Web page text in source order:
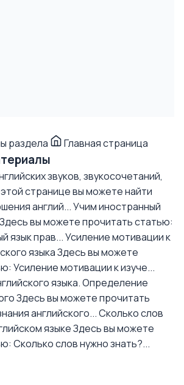
раздела Главная страница
звуков, звукосочетаний,
странице вы можете найти
англий...Учим иностранный
Здесь вы можете прочитать статью:
язык прав...Усиление мотивации к
языкаЗдесь вы можете
Усиление мотивации к изуче...
языка. Определение
Здесь вы можете прочитать
английского...Сколько слов
языкеЗдесь вы можете
Сколько слов нужно знать?...